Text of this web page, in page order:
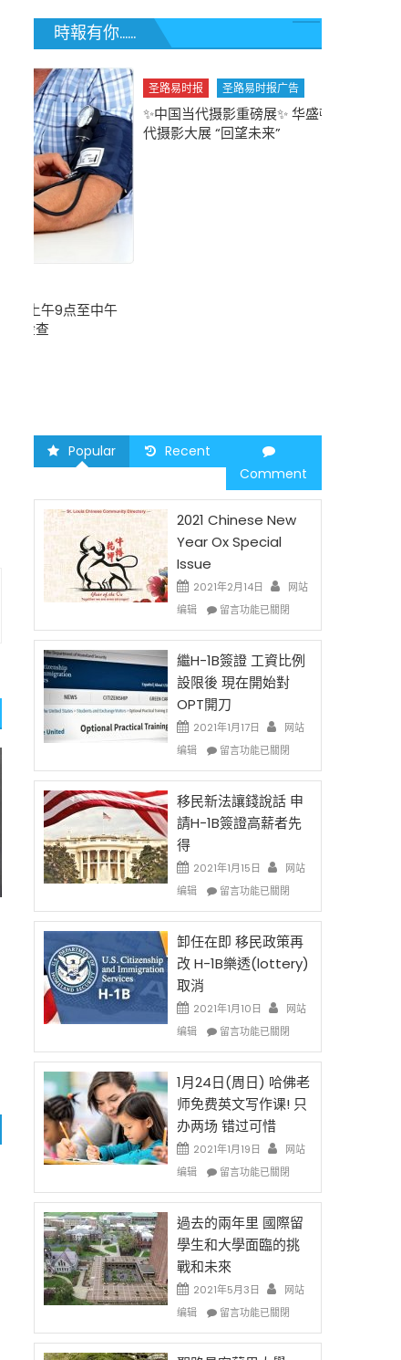
時報有你......
圣路易时报 圣路易时报广告
✨中国当代摄影重磅展✨ 华盛顿大学举办中国当
代摄影大展 “回望未来”
Popular
Recent
Comment
2021 Chinese New
Year Ox Special
Issue
2021年2月14日
网站
编辑
在
Chinese
New
Year
Ox
Special
Issue〉
中
留言功能已關閉
繼H-1B簽證 工資比例
設限後 現在開始對
OPT開刀
2021年1月17日
网站
编辑
在
H-
1B
簽
證
資
比
設
限
後
現
開
始
對
OPT
開
刀〉
中
留言功能已關閉
移民新法讓錢說話 申
請H-1B簽證高薪者先
得
2021年1月15日
网站
编辑
在
民
新
法
讓
說
話
請
H-
1B
簽
證
高
薪
者
先
得〉
中
留言功能已關閉
卸任在即 移民政策再
改 H-1B樂透(lottery)
取消
2021年1月10日
网站
编辑
在
任
在
即
移
民
政
策
改
H-
1B
樂
透
(lottery)
取
消〉
中
留言功能已關閉
1月24日(周日) 哈佛老
师免费英文写作课! 只
办两场 错过可惜
2021年1月19日
网站
编辑
在
月
24
日
(周
日)
哈
佛
师
留言功能已關閉
過去的兩年里 國際留
學生和大學面臨的挑
戰和未來
2021年5月3日
网站
编辑
在
去
留言功能已關閉